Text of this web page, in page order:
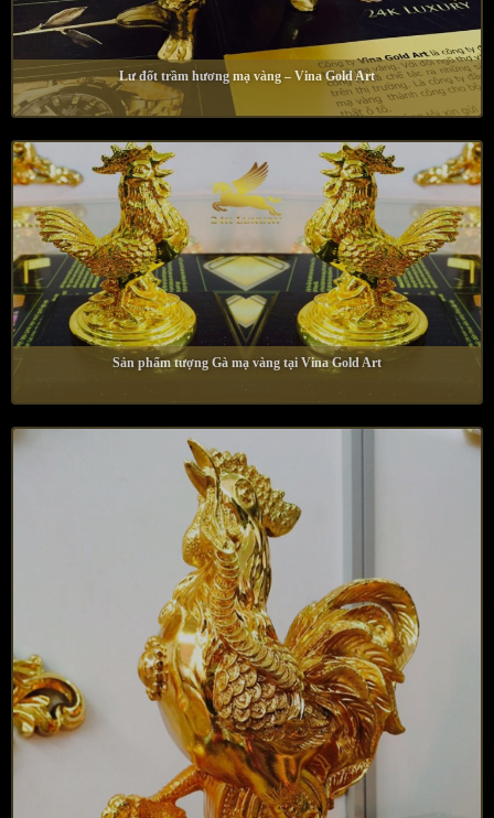
Lư đốt trầm hương mạ vàng – Vina Gold Art
Sản phẩm tượng Gà mạ vàng tại Vina Gold Art